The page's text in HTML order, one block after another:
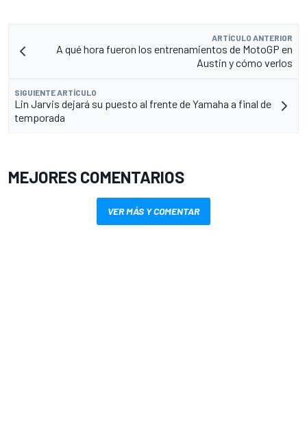
ARTÍCULO ANTERIOR
A qué hora fueron los entrenamientos de MotoGP en
Austin y cómo verlos
SIGUIENTE ARTÍCULO
Lin Jarvis dejará su puesto al frente de Yamaha a final de
temporada
MEJORES COMENTARIOS
VER MÁS Y COMENTAR